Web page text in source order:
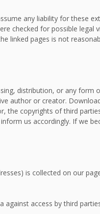
any liability for these
checked for possible legal
linked pages is not
distribution, or any form
author or creator.
the copyrights of third
us accordingly. If we
is collected on our
access by third